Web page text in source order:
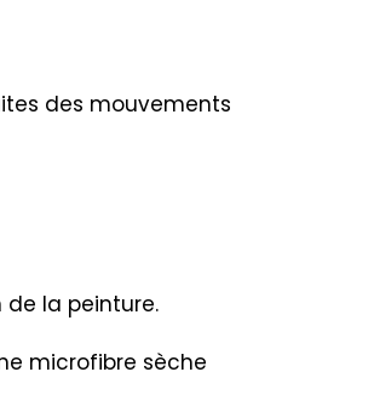
des mouvements
la peinture.
microfibre sèche